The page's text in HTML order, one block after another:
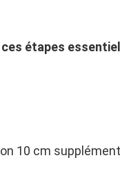
étapes
10 cm